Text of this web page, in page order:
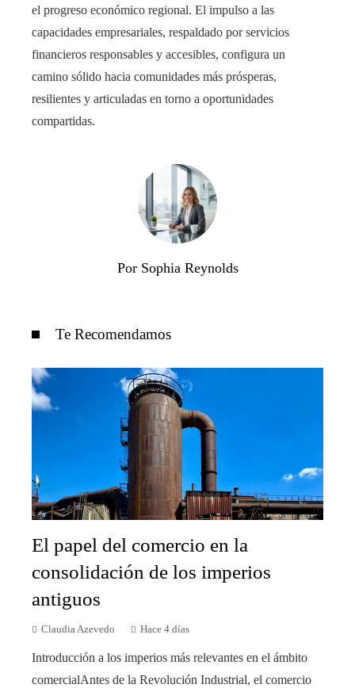
el progreso económico regional. El impulso a las
capacidades empresariales, respaldado por servicios
financieros responsables y accesibles, configura un
camino sólido hacia comunidades más prósperas,
resilientes y articuladas en torno a oportunidades
compartidas.
Por Sophia Reynolds
Te Recomendamos
El papel del comercio en la
consolidación de los imperios
antiguos
Claudia Azevedo Hace 4 días
Introducción a los imperios más relevantes en el ámbito
comercialAntes de la Revolución Industrial, el comercio